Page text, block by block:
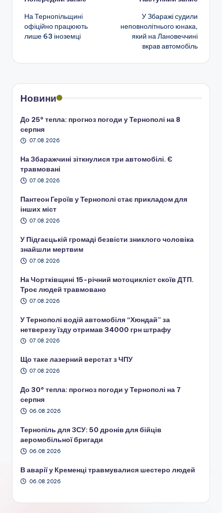
по
запису
На Тернопільщині
офіційно працюють
лише 63 іноземці
У Збаражі судили
неповнолітнього юнака,
який на Лановеччині
вкрав автомобіль
Новини
До 25° тепла: прогноз погоди у Тернополі на 8
серпня
07.08.2026
На Збаражчині зіткнулися три автомобілі. Є
травмовані
07.08.2026
Пантеон Героїв у Тернополі стає прикладом для
інших міст
07.08.2026
У Підгаєцькій громаді безвісти зниклого чоловіка
знайшли мертвим
07.08.2026
На Чортківщині 15-річний мотоцикліст скоїв ДТП.
Троє людей травмовано
07.08.2026
У Тернополі водій автомобіля “Хюндай” за
нетверезу їзду отримав 34000 грн штрафу
07.08.2026
Що таке лазерний верстат з ЧПУ
07.08.2026
До 30° тепла: прогноз погоди у Тернополі на 7
серпня
06.08.2026
Тернопіль для ЗСУ: 50 дронів для бійців
аеромобільної бригади
06.08.2026
В аварії у Кременці травмувалися шестеро людей
06.08.2026